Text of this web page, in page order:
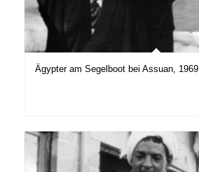
Ägypter am Segelboot bei Assuan, 1969